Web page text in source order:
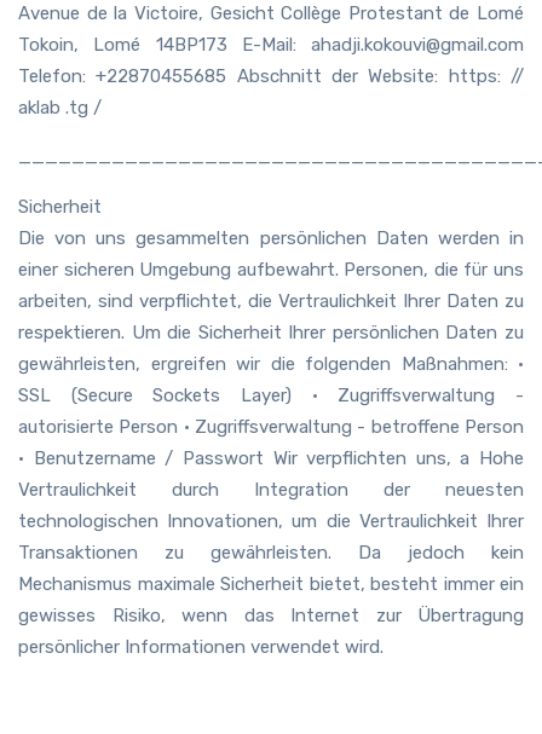
Avenue de la Victoire, Gesicht Collège Protestant de Lomé
Tokoin, Lomé 14BP173 E-Mail: ahadji.kokouvi@gmail.com
Telefon: +22870455685 Abschnitt der Website: https: //
aklab .tg /
Sicherheit
Die von uns gesammelten persönlichen Daten werden in
einer sicheren Umgebung aufbewahrt. Personen, die für uns
arbeiten, sind verpflichtet, die Vertraulichkeit Ihrer Daten zu
respektieren. Um die Sicherheit Ihrer persönlichen Daten zu
gewährleisten, ergreifen wir die folgenden Maßnahmen: •
SSL (Secure Sockets Layer) • Zugriffsverwaltung -
autorisierte Person • Zugriffsverwaltung - betroffene Person
• Benutzername / Passwort Wir verpflichten uns, a Hohe
Vertraulichkeit durch Integration der neuesten
technologischen Innovationen, um die Vertraulichkeit Ihrer
Transaktionen zu gewährleisten. Da jedoch kein
Mechanismus maximale Sicherheit bietet, besteht immer ein
gewisses Risiko, wenn das Internet zur Übertragung
persönlicher Informationen verwendet wird.